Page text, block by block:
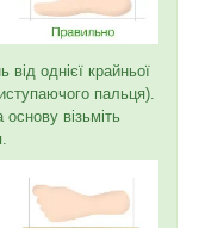
від однієї крайньої
пальця).
візьміть